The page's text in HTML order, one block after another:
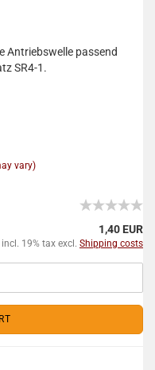
Antriebswelle passend
SR4-1.
vary)
1,40 EUR
incl. 19% tax excl. Shipping costs